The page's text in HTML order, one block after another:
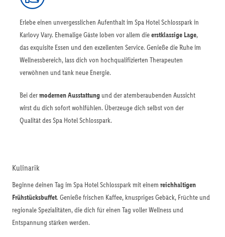
Erlebe einen unvergesslichen Aufenthalt im Spa Hotel Schlosspark in
Karlovy Vary. Ehemalige Gäste loben vor allem dieerstklassige Lage,
das exquisite Essen und den exzellenten Service. Genieße die Ruhe im
Wellnessbereich, lass dich von hochqualifizierten Therapeuten
verwöhnen und tank neue Energie.
Bei dermodernen Ausstattung und der atemberaubenden Aussicht
wirst du dich sofort wohlfühlen. Überzeuge dich selbst von der
Qualität des Spa Hotel Schlosspark.
Kulinarik
Beginne deinen Tag im Spa Hotel Schlosspark mit einem reichhaltigen
Frühstücksbuffet. Genieße frischen Kaffee, knuspriges Gebäck, Früchte und
regionale Spezialitäten, die dich für einen Tag voller Wellness und
Entspannung stärken werden.